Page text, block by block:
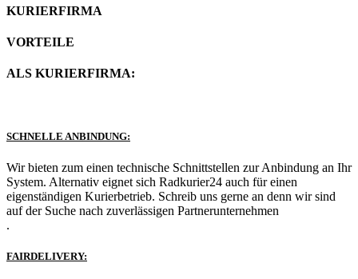
KURIERFIRMA
VORTEILE
ALS KURIERFIRMA:
SCHNELLE ANBINDUNG:
Wir bieten zum einen technische Schnittstellen zur Anbindung an Ihr
System. Alternativ eignet sich Radkurier24 auch für einen
eigenständigen Kurierbetrieb. Schreib uns gerne an denn wir sind
auf der Suche nach zuverlässigen Partnerunternehmen
.
FAIRDELIVERY: